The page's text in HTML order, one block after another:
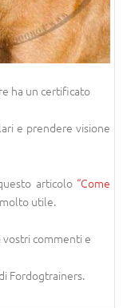
ha un certificato
e prendere visione
articolo “Come
utile.
commenti e
Fordogtrainers.